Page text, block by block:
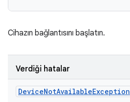
Cihazın bağlantısını başlatın.
Verdiği hatalar
DeviceNotAvailableException